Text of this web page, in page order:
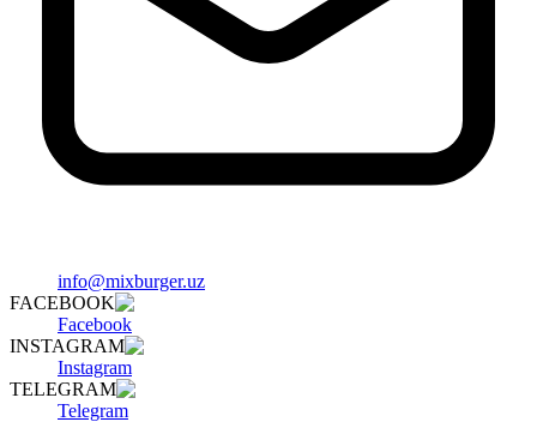
info@mixburger.uz
FACEBOOK
Facebook
INSTAGRAM
Instagram
TELEGRAM
Telegram